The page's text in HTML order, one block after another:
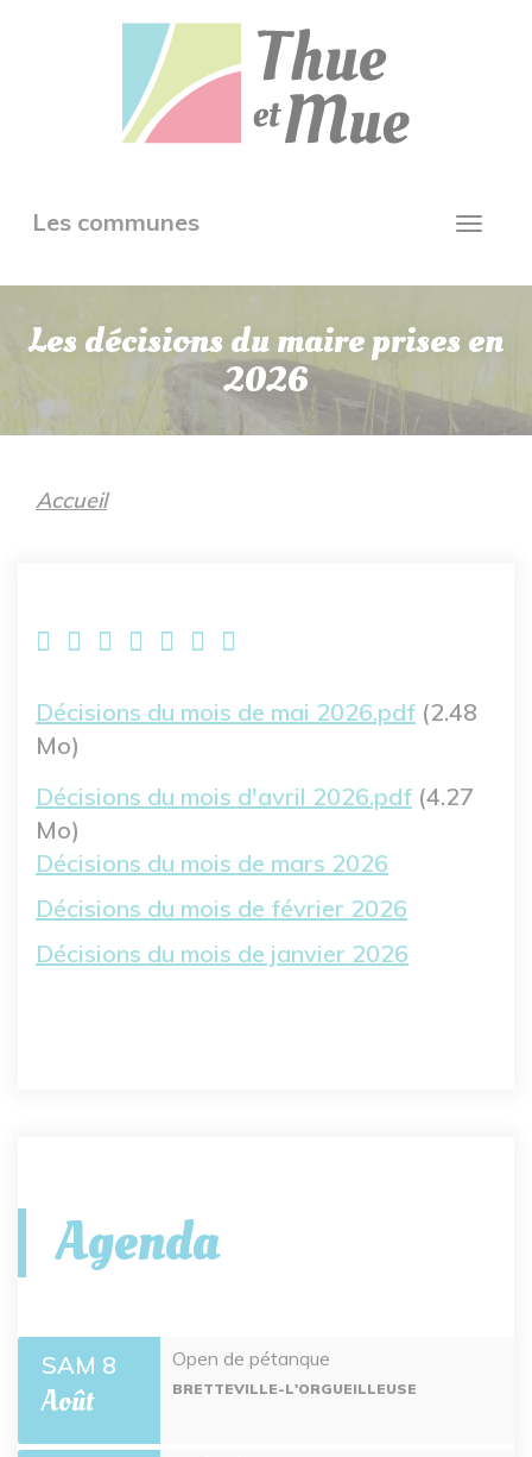
Toggle
Les communes
Les décisions du maire prises en
2026
Accueil
Fichier
Décisions du mois de mai 2026.pdf (2.48
Mo)
Fichier
Décisions du mois d'avril 2026.pdf (4.27
Mo)
Décisions du mois de mars 2026
Décisions du mois de février 2026
Décisions du mois de janvier 2026
Agenda
SAM 8
Août
Open de pétanque
BRETTEVILLE-L'ORGUEILLEUSE
Panneau de gestion des cookies